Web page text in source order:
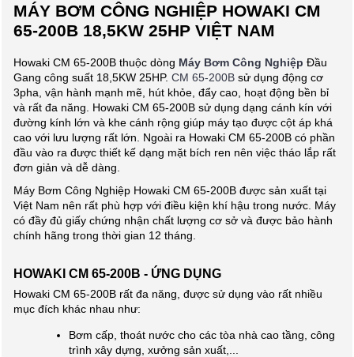
MÁY BƠM CÔNG NGHIỆP HOWAKI CM
65-200B 18,5KW 25HP VIỆT NAM
Howaki CM 65-200B thuộc dòng Máy Bơm Công Nghiệp Đầu
Gang công suất 18,5KW 25HP. CM 65-200B sử dụng động cơ
3pha, vận hành mạnh mẽ, hút khỏe, đẩy cao, hoạt động bền bỉ
và rất đa năng. Howaki CM 65-200B sử dụng dạng cánh kín với
đường kính lớn và khe cánh rộng giúp máy tạo được cột áp khá
cao với lưu lượng rất lớn. Ngoài ra Howaki CM 65-200B có phần
đầu vào ra được thiết kế dạng mặt bích ren nên việc tháo lắp rất
đơn giản và dễ dàng.
Máy Bơm Công Nghiệp Howaki CM 65-200B được sản xuất tại
Việt Nam nên rất phù hợp với điều kiện khí hậu trong nước. Máy
có đầy đủ giấy chứng nhận chất lượng cơ sở và được bảo hành
chính hãng trong thời gian 12 tháng.
HOWAKI CM 65-200B - ỨNG DỤNG
Howaki CM 65-200B rất đa năng, được sử dụng vào rất nhiều
mục đích khác nhau như:
Bơm cấp, thoát nước cho các tòa nhà cao tầng, công
trình xây dựng, xưởng sản xuất,...